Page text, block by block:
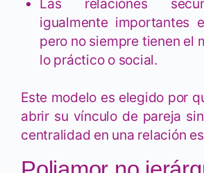
Las relaciones
igualmente importantes
pero no siempre tienen el
lo práctico o social.
Este modelo es elegido por
abrir su vínculo de pareja
centralidad en una relación